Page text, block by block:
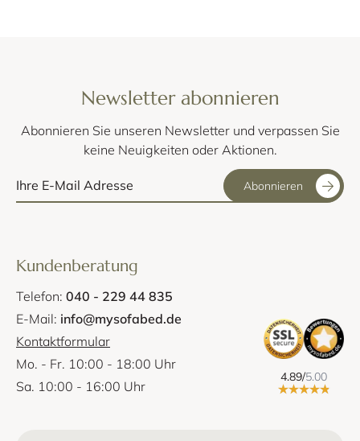
Newsletter abonnieren
Abonnieren Sie unseren Newsletter und verpassen Sie
keine Neuigkeiten oder Aktionen.
Abonnieren
Kundenberatung
Telefon: 040 - 229 44 835
E-Mail: info@mysofabed.de
Kontaktformular
Mo. - Fr. 10:00 - 18:00 Uhr
Sa. 10:00 - 16:00 Uhr
4.89/5.00